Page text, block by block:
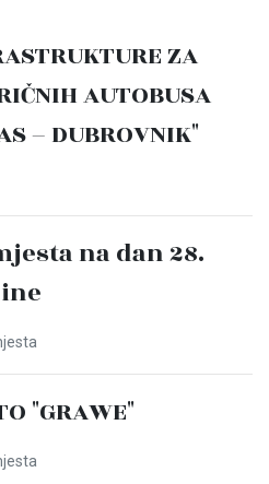
ZA
AUTOBUSA
– DUBROVNIK"
na dan 28.
"GRAWE"